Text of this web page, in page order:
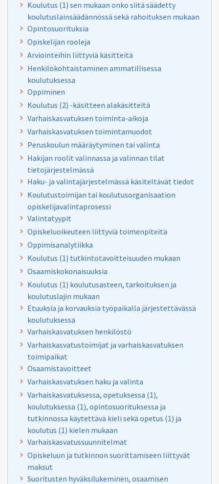
Koulutus (1) sen mukaan onko siitä säädetty
koulutuslainsäädännössä sekä rahoituksen mukaan
Opintosuorituksia
Opiskelijan rooleja
Arviointeihin liittyviä käsitteitä
Henkilökohtaistaminen ammatillisessa
koulutuksessa
Oppiminen
Koulutus (2) -käsitteen alakäsitteitä
Varhaiskasvatuksen toiminta-aikoja
Varhaiskasvatuksen toimintamuodot
Peruskoulun määräytyminen tai valinta
Hakijan roolit valinnassa ja valinnan tilat
tietojärjestelmässä
Haku- ja valintajärjestelmässä käsiteltävät tiedot
Koulutustoimijan tai koulutusorganisaation
opiskelijavalintaprosessi
Valintatyypit
Opiskeluoikeuteen liittyviä toimenpiteitä
Oppimisanalytiikka
Koulutus (1) tutkintotavoitteisuuden mukaan
Osaamiskokonaisuuksia
Koulutus (1) koulutusasteen, tarkoituksen ja
koulutuslajin mukaan
Etuuksia ja korvauksia työpaikalla järjestettävässä
koulutuksessa
Varhaiskasvatuksen henkilöstö
Varhaiskasvatustoimijat ja varhaiskasvatuksen
toimipaikat
Osaamistavoitteet
Varhaiskasvatuksen haku ja valinta
Varhaiskasvatuksessa, opetuksessa (1),
koulutuksessa (1), opintosuorituksessa ja
tutkinnossa käytettävä kieli sekä opetus (1) ja
koulutus (1) kielen mukaan
Varhaiskasvatussuunnitelmat
Opiskeluun ja tutkinnon suorittamiseen liittyvät
maksut
Suoritusten hyväksilukeminen, osaamisen